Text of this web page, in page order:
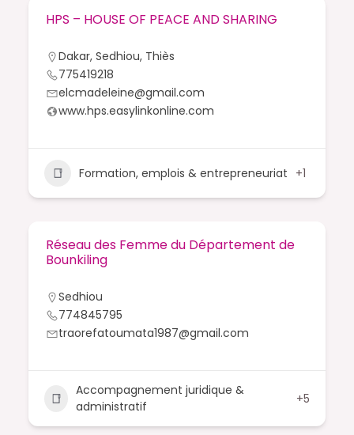
HPS – HOUSE OF PEACE AND SHARING
Dakar,Sedhiou, Thiès
775419218
elcmadeleine@gmail.com
www.hps.easylinkonline.com
Formation, emplois & entrepreneuriat +1
Réseau des Femme du Département de
Bounkiling
Sedhiou
774845795
traorefatoumata1987@gmail.com
Accompagnement juridique &
administratif
+5